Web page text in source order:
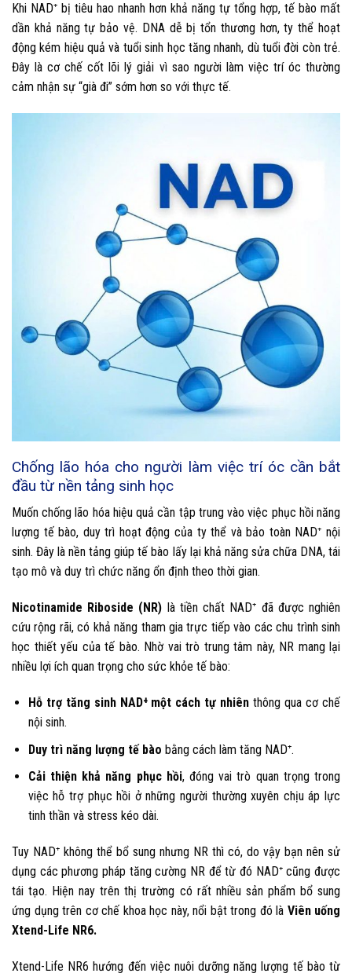
Khi NAD⁺ bị tiêu hao nhanh hơn khả năng tự tổng hợp, tế bào mất
dần khả năng tự bảo vệ. DNA dễ bị tổn thương hơn, ty thể hoạt
động kém hiệu quả và tuổi sinh học tăng nhanh, dù tuổi đời còn trẻ.
Đây là cơ chế cốt lõi lý giải vì sao người làm việc trí óc thường
cảm nhận sự “già đi” sớm hơn so với thực tế.
Chống lão hóa cho người làm việc trí óc cần bắt
đầu từ nền tảng sinh học
Muốn chống lão hóa hiệu quả cần tập trung vào việc phục hồi năng
lượng tế bào, duy trì hoạt động của ty thể và bảo toàn NAD⁺ nội
sinh. Đây là nền tảng giúp tế bào lấy lại khả năng sửa chữa DNA, tái
tạo mô và duy trì chức năng ổn định theo thời gian.
Nicotinamide Riboside (NR) là tiền chất NAD⁺ đã được nghiên
cứu rộng rãi, có khả năng tham gia trực tiếp vào các chu trình sinh
học thiết yếu của tế bào. Nhờ vai trò trung tâm này, NR mang lại
nhiều lợi ích quan trọng cho sức khỏe tế bào:
Hỗ trợ tăng sinh NAD⁺ một cách tự nhiênthông qua cơ chế
nội sinh.
Duy trì năng lượng tế bào bằng cách làm tăng NAD⁺.
Cải thiện khả năng phục hồi, đóng vai trò quan trọng trong
việc hỗ trợ phục hồi ở những người thường xuyên chịu áp lực
tinh thần và stress kéo dài.
Tuy NAD⁺ không thể bổ sung nhưng NR thì có, do vậy bạn nên sử
dụng các phương pháp tăng cường NR để từ đó NAD⁺ cũng được
tái tạo. Hiện nay trên thị trường có rất nhiều sản phẩm bổ sung
ứng dụng trên cơ chế khoa học này, nổi bật trong đó là Viên uống
Xtend-Life NR6.
Xtend-Life NR6 hướng đến việc nuôi dưỡng năng lượng tế bào từ